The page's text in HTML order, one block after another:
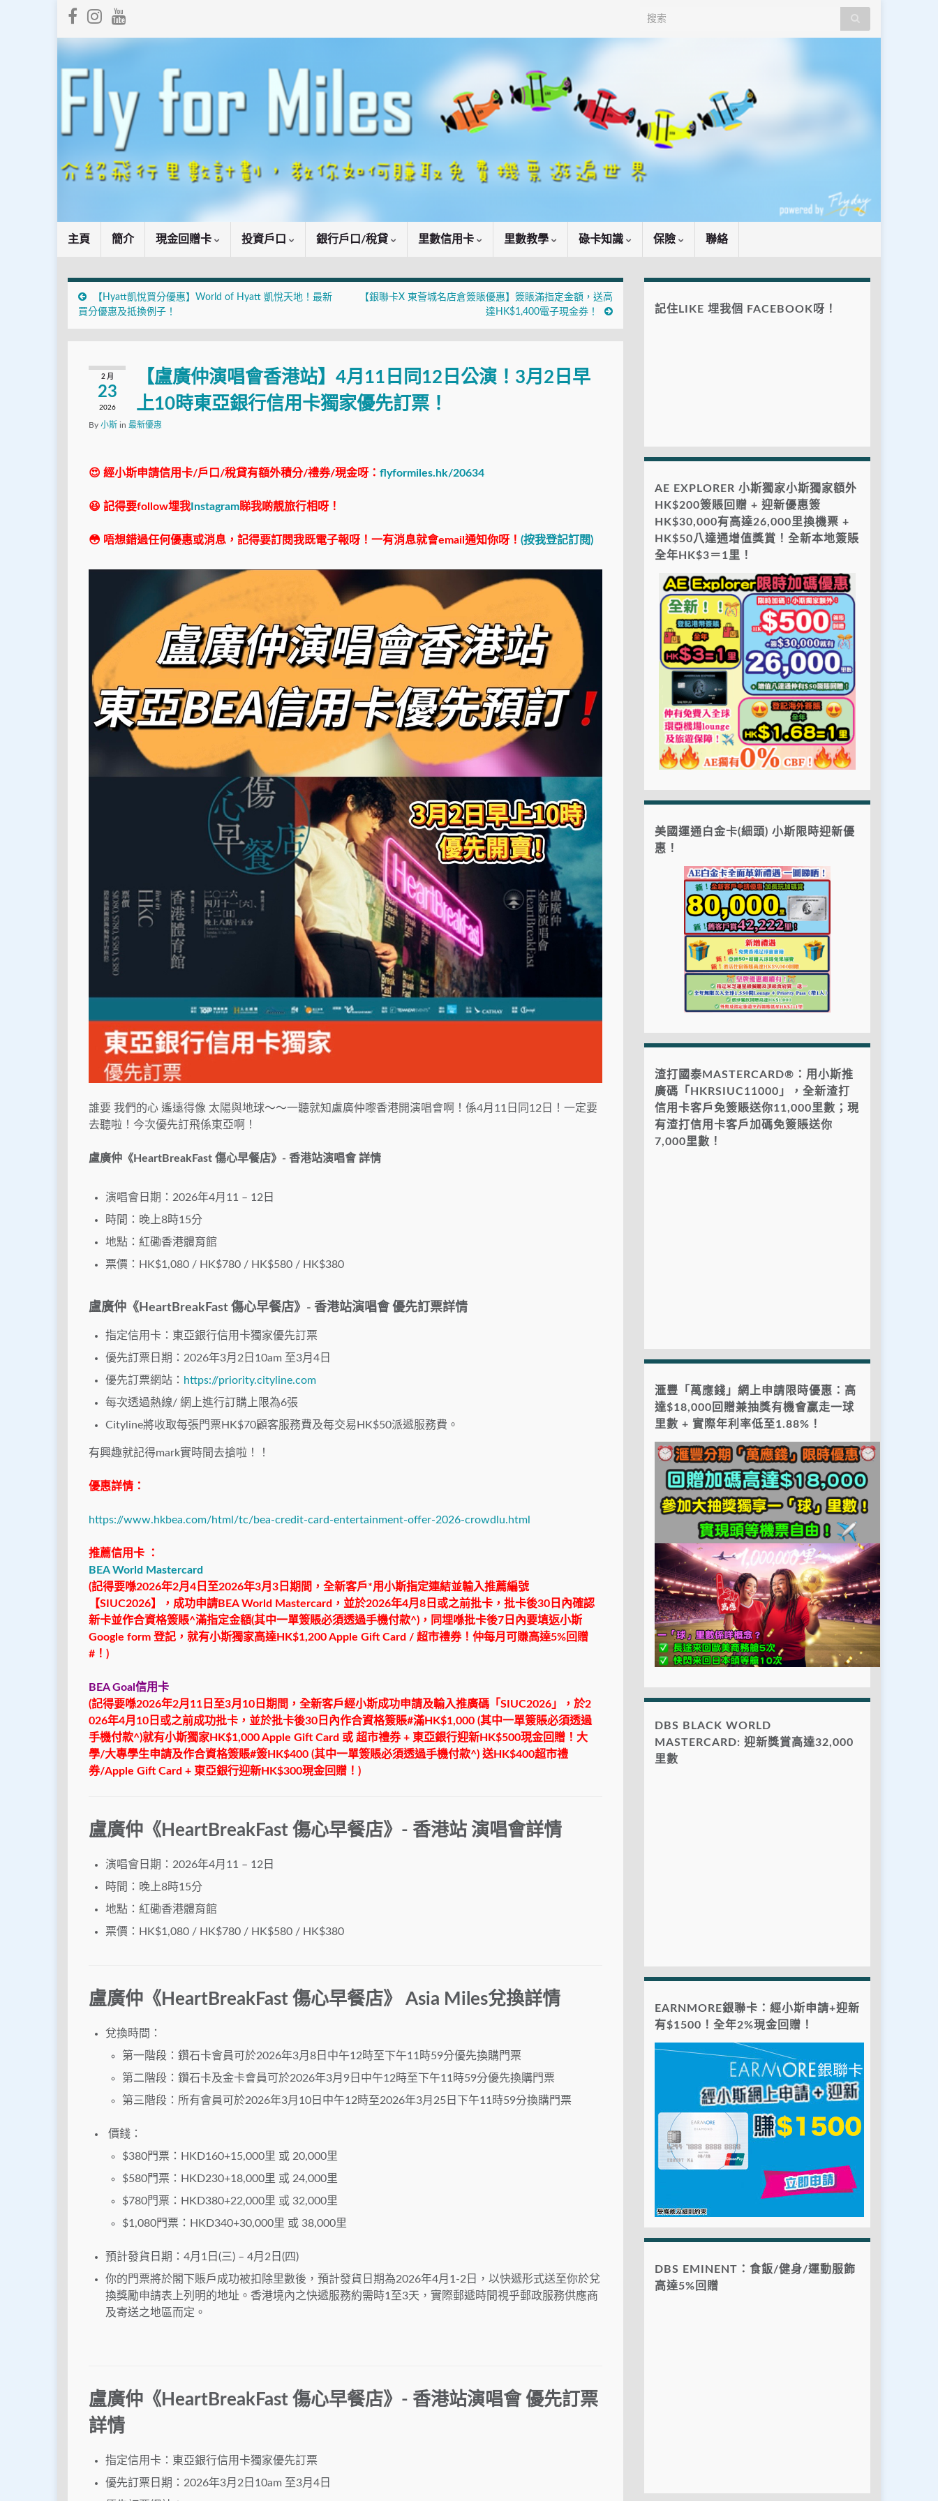
Search for:
主頁 簡介 現金回贈卡 投資戶口 銀行戶口/稅貸 里數信用卡 里數教學 碌卡知識 保險 聯絡
【Hyatt凱悅買分優惠】World of Hyatt 凱悅天地！最新
買分優惠及抵換例子！
【銀聯卡X 東薈城名店倉簽賬優惠】簽賬滿指定金額，送高
達HK$1,400電子現金券！
2 月
23
2026
【盧廣仲演唱會香港站】4月11日同12日公演！3月2日早
上10時東亞銀行信用卡獨家優先訂票！
By 小斯 in 最新優惠
😍 經小斯申請信用卡/戶口/稅貸有額外積分/禮券/現金呀： flyformiles.hk/20634
😆 記得要follow埋我 Instagram睇我啲靚旅行相呀！
😳 唔想錯過任何優惠或消息，記得要訂閱我既電子報呀！一有消息就會email通知你呀！ (按我登記訂閱)
誰要 我們的心 遙遠得像 太陽與地球～～一聽就知盧廣仲嚟香港開演唱會啊！係4月11日同12日！一定要
去聽啦！今次優先訂飛係東亞啊！
盧廣仲《HeartBreakFast 傷心早餐店》- 香港站演唱會 詳情
演唱會日期：2026年4月11 – 12日
時間：晚上8時15分
地點：紅磡香港體育館
票價：HK$1,080 / HK$780 / HK$580 / HK$380
盧廣仲《HeartBreakFast 傷心早餐店》- 香港站演唱會優先訂票詳情
指定信用卡：東亞銀行信用卡獨家優先訂票
優先訂票日期：2026年3月2日10am 至3月4日
優先訂票網站： https://priority.cityline.com
每次透過熱線/ 網上進行訂購上限為6張
Cityline將收取每張門票HK$70顧客服務費及每交易HK$50派遞服務費。
有興趣就記得mark實時間去搶啦！！
優惠詳情：
https://www.hkbea.com/html/tc/bea-credit-card-entertainment-offer-2026-crowdlu.html
推薦信用卡 ：
BEA World Mastercard
(記得要喺2026年2月4日至2026年3月3日期間，全新客戶*用小斯指定連結並輸入推薦編號
【SIUC2026】，成功申請BEA World Mastercard，並於2026年4月8日或之前批卡，批卡後30日內確認
新卡並作合資格簽賬^滿指定金額(其中一單簽賬必須透過手機付款^)，同埋喺批卡後7日內要填返小斯
Google form 登記，就有小斯獨家高達HK$1,200 Apple Gift Card / 超市禮券！仲每月可賺高達5%回贈
#！)
BEA Goal信用卡
(記得要喺2026年2月 11 日至3月 10 日期間， 全新客戶經小斯成功申請及輸入推廣碼「SIUC2026 」，於2
026年4月 10 日或之前成功批卡，並於批卡後30 日內作合資格簽賬#滿HK$1,000 (其中一單簽賬必須透過
手機付款^)就有小斯獨家HK$1,000 Apple Gift Card 或 超市禮券+ 東亞銀行迎新HK$500現金回贈！大
學/大專學生申請及作合資格簽賬#簽HK$400 (其中一單簽賬必須透過手機付款^) 送HK$400超市禮
券/Apple Gift Card + 東亞銀行迎新HK$300現金回贈！ )
盧廣仲《HeartBreakFast 傷心早餐店》- 香港站 演唱會詳情
演唱會日期：2026年4月11 – 12日
時間：晚上8時15分
地點：紅磡香港體育館
票價：HK$1,080 / HK$780 / HK$580 / HK$380
盧廣仲《HeartBreakFast 傷心早餐店》 Asia Miles兌換詳情
兌換時間：
第一階段：鑽石卡會員可於2026年3月8日中午12時至下午11時59分優先換購門票
第二階段：鑽石卡及金卡會員可於2026年3月9日中午12時至下午11時59分優先換購門票
第三階段：所有會員可於2026年3月10日中午12時至2026年3月25日下午11時59分換購門票
價錢：
$380門票：HKD160+15,000里 或 20,000里
$580門票：HKD230+18,000里 或 24,000里
$780門票：HKD380+22,000里 或 32,000里
$1,080門票：HKD340+30,000里 或 38,000里
預計發貨日期：4月1日(三) – 4月2日(四)
你的門票將於閣下賬戶成功被扣除里數後，預計發貨日期為2026年4月1-2日，以快遞形式送至你於兌
換獎勵申請表上列明的地址。香港境內之快遞服務約需時1至3天，實際郵遞時間視乎郵政服務供應商
及寄送之地區而定。
盧廣仲《HeartBreakFast 傷心早餐店》- 香港站演唱會優先訂票
詳情
指定信用卡：東亞銀行信用卡獨家優先訂票
優先訂票日期：2026年3月2日10am 至3月4日
記住LIKE 埋我個 FACEBOOK呀！
AE EXPLORER 小斯獨家小斯獨家額外
HK$200簽賬回贈 + 迎新優惠簽
HK$30,000有高達26,000里換機票 +
HK$50八達通增值獎賞！全新本地簽賬
全年HK$3＝1里！
美國運通白金卡(細頭) 小斯限時迎新優
惠！
渣打國泰MASTERCARD®：用小斯推
廣碼「HKRSIUC11000」，全新渣打
信用卡客戶免簽賬送你11,000里數；現
有渣打信用卡客戶加碼免簽賬送你
7,000里數！
滙豐「萬應錢」網上申請限時優惠：高
達$18,000回贈兼抽獎有機會贏走一球
里數 + 實際年利率低至1.88%！
DBS BLACK WORLD
MASTERCARD: 迎新獎賞高達32,000
里數
EARNMORE銀聯卡：經小斯申請+迎新
有$1500！全年2%現金回贈！
DBS EMINENT：食飯/健身/運動服飾
高達5%回贈